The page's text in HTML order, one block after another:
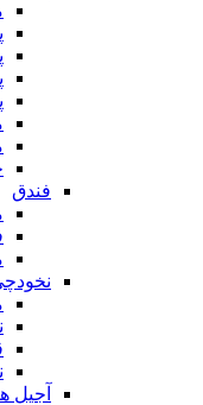
فندق
آجیل